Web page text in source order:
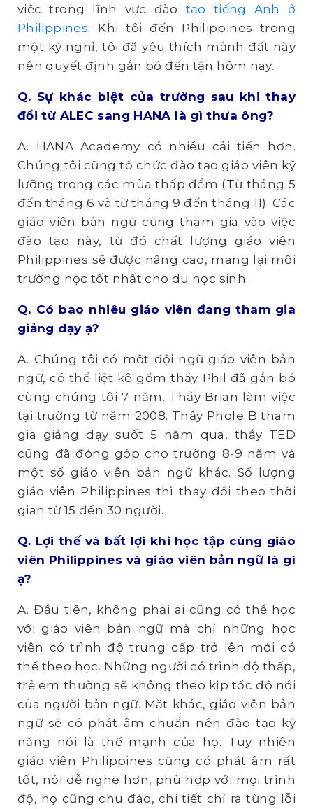
việc trong lĩnh vực đào tạo tiếng Anh ở
Philippines. Khi tôi đến Philippines trong
một kỳ nghỉ, tôi đã yêu thích mảnh đất này
nên quyết định gắn bó đến tận hôm nay.
Q. Sự khác biệt của trường sau khi thay
đổi từ ALEC sang HANA là gì thưa ông?
A. HANA Academy có nhiều cải tiến hơn.
Chúng tôi cũng tổ chức đào tạo giáo viên kỹ
lưỡng trong các mùa thấp đểm (Từ tháng 5
đến tháng 6 và từ tháng 9 đến tháng 11). Các
giáo viên bản ngữ cũng tham gia vào việc
đào tạo này, từ đó chất lượng giáo viên
Philippines sẽ được nâng cao, mang lại môi
trường học tốt nhất cho du học sinh.
Q. Có bao nhiêu giáo viên đang tham gia
giảng dạy ạ?
A. Chúng tôi có một đội ngũ giáo viên bản
ngữ, có thể liệt kê gồm thầy Phil đã gắn bó
cùng chúng tôi 7 năm. Thầy Brian làm việc
tại trường từ năm 2008. Thầy Phole B tham
gia giảng dạy suốt 5 năm qua, thầy TED
cũng đã đóng góp cho trường 8-9 năm và
một số giáo viên bản ngữ khác. Số lượng
giáo viên Philippines thì thay đổi theo thời
gian từ 15 đến 30 người.
Q. Lợi thế và bất lợi khi học tập cùng giáo
viên Philippines và giáo viên bản ngữ là gì
ạ?
A. Đầu tiên, không phải ai cũng có thể học
với giáo viên bản ngữ mà chỉ những học
viên có trình độ trung cấp trở lên mới có
thể theo học. Những người có trình độ thấp,
trẻ em thường sẽ không theo kịp tốc độ nói
của người bản ngữ. Mặt khác, giáo viên bản
ngữ sẽ có phát âm chuẩn nên đào tạo kỹ
năng nói là thế mạnh của họ. Tuy nhiên
giáo viên Philippines cũng có phát âm rất
tốt, nói dễ nghe hơn, phù hợp với mọi trình
độ, họ cũng chu đáo, chi tiết chỉ ra từng lỗi